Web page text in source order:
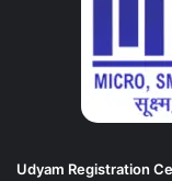
Udyam Registration